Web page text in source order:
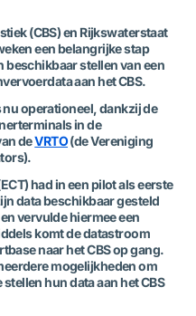
(CBS) en Rijkswaterstaat
een belangrijke stap
beschikbaar stellen van een
aan het CBS.
nu operationeel, dankzij de
in de
deVRTO(de Vereniging
had in een pilot als eerste
data beschikbaar gesteld
vervulde hiermee een
komt de datastroom
naar het CBS op gang.
mogelijkheden om
hun data aan het CBS